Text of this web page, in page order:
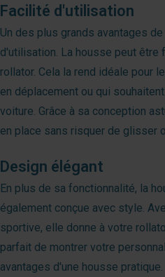
Facilité d'utilisation
Un des plus grands avantages
d'utilisation. La housse peut
rollator. Cela la rend idéale pour
en déplacement ou qui
voiture. Grâce à sa conception
en place sans risquer de glisser
Design élégant
En plus de sa fonctionnalité, la
également conçue avec style.
sportive, elle donne à votre
parfait de montrer votre
avantages d'une housse pratique.